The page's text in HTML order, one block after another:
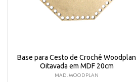
Base para Cesto de Crochê Woodplan
Oitavada em MDF 20cm
MAD. WOODPLAN